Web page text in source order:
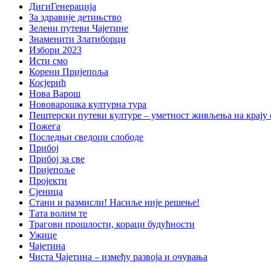
ДигиГенерација
За здравије детињство
Зелени путеви Чајетине
Знаменити Златиборци
Избори 2023
Исти смо
Корени Пријепоља
Косјерић
Нова Варош
Нововарошка културна тура
Пештерски путеви културе – уметност живљења на крају
Пожега
Последњи сведоци слободе
Прибој
Прибој за све
Пријепоље
Пројекти
Сјеница
Стани и размисли! Насиље није решење!
Тата волим те
Трагови прошлости, кораци будућности
Ужице
Чајетина
Чиста Чајетина – између развоја и очувања